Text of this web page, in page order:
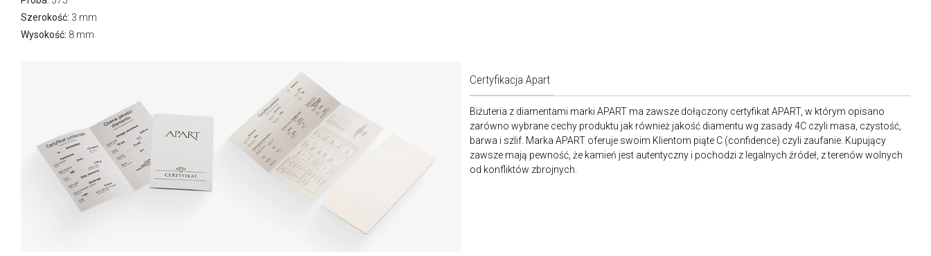
Szerokość: 3 mm
Wysokość: 8 mm
Certyfikacja Apart
Biżuteria z diamentami marki APART ma zawsze dołączony certyfikat APART, w którym opisano
zarówno wybrane cechy produktu jak również jakość diamentu wg zasady 4C czyli masa, czystość,
barwa i szlif. Marka APART oferuje swoim Klientom piąte C (confidence) czyli zaufanie. Kupujący
zawsze mają pewność, że kamień jest autentyczny i pochodzi z legalnych źródeł, z terenów wolnych
od konfliktów zbrojnych.